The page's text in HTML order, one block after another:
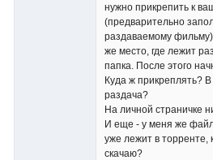
нужно прикрепить к
(предварительно
раздаваемому
же место, где лежит
папка. После этого
Куда ж прикреплять?
раздача?
На личной страничке
И еще - у меня же
уже лежит в торренте,
скачаю?